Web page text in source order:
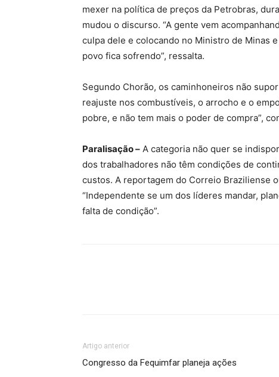
mexer na política de preços da Petrobras,
mudou o discurso. “A gente vem
culpa dele e colocando no Ministro de Minas
povo fica sofrendo”, ressalta.
Segundo Chorão, os caminhoneiros não
reajuste nos combustíveis, o arrocho e o
pobre, e não tem mais o poder de compra”,
Paralisação – A categoria não quer se
dos trabalhadores não têm condições de
custos. A reportagem do Correio Braziliense
“Independente se um dos líderes mandar,
falta de condição”.
Artigo anterior
Congresso da Fequimfar planeja ações